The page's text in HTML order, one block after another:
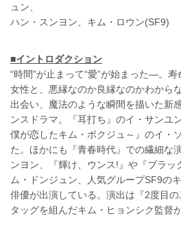
ュン、
ハン・スンヨン、キム・ロウン(SF9)
■イントロダクション
“時間”が止まって“愛”が始まった―。
女性と、悪縁なのか良縁なのかわから
出会い、魔法のような瞬間を描いた新
ンスドラマ。『耳打ち』のイ・サンユ
僕が恋したキム・ボクジュ～』のイ・
た。ほかにも『青春時代』での繊細な
ンヨン、『輝け、ウンス!』や『ブラッ
ム・ドンジュン、人気グループSF9の
俳優が出演している。演出は『2度目
タッグを組んだキム・ヒョンシク監督